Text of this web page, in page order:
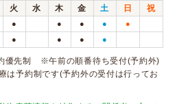
火 水 木 金 土 日
祝
● ● ● ● ●
● ● ● ●
先制 ※午前の順番待ち受付(予約外)
予約制です(予約外の受付は行ってお